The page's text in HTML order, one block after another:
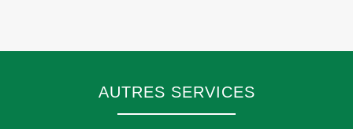
AUTRES SERVICES